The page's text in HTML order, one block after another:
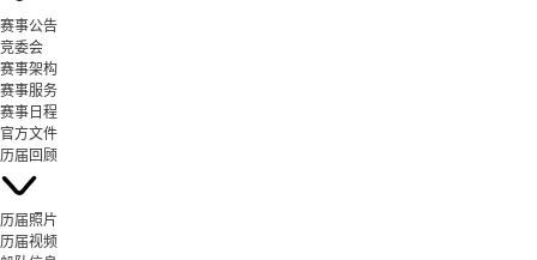
赛事公告
竞委会
赛事架构
赛事服务
赛事日程
官方文件
历届回顾
历届照片
历届视频